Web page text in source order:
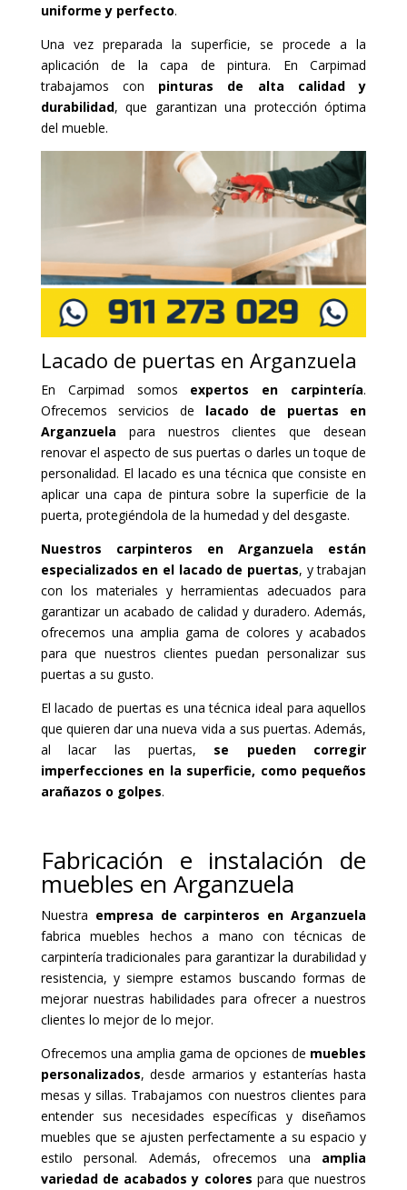
uniforme y perfecto.
Una vez preparada la superficie, se procede a la
aplicación de la capa de pintura. En Carpimad
trabajamos con pinturas de alta calidad y
durabilidad, que garantizan una protección óptima
del mueble.
Lacado de puertas en Arganzuela
En Carpimad somos expertos en carpintería.
Ofrecemos servicios de lacado de puertas en
Arganzuela para nuestros clientes que desean
renovar el aspecto de sus puertas o darles un toque de
personalidad. El lacado es una técnica que consiste en
aplicar una capa de pintura sobre la superficie de la
puerta, protegiéndola de la humedad y del desgaste.
Nuestros carpinteros en Arganzuela están
especializados en el lacado de puertas, y trabajan
con los materiales y herramientas adecuados para
garantizar un acabado de calidad y duradero. Además,
ofrecemos una amplia gama de colores y acabados
para que nuestros clientes puedan personalizar sus
puertas a su gusto.
El lacado de puertas es una técnica ideal para aquellos
que quieren dar una nueva vida a sus puertas. Además,
al lacar las puertas, se pueden corregir
imperfecciones en la superficie, como pequeños
arañazos o golpes.
Fabricación e instalación de
muebles en Arganzuela
Nuestra empresa de carpinteros en Arganzuela
fabrica muebles hechos a mano con técnicas de
carpintería tradicionales para garantizar la durabilidad y
resistencia, y siempre estamos buscando formas de
mejorar nuestras habilidades para ofrecer a nuestros
clientes lo mejor de lo mejor.
Ofrecemos una amplia gama de opciones de muebles
personalizados, desde armarios y estanterías hasta
mesas y sillas. Trabajamos con nuestros clientes para
entender sus necesidades específicas y diseñamos
muebles que se ajusten perfectamente a su espacio y
estilo personal. Además, ofrecemos una amplia
variedad de acabados y colores para que nuestros